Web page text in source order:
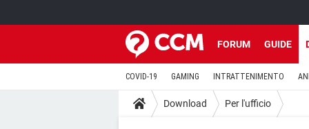
FORUM GUIDE
COVID-19 GAMING INTRATTENIMENTO
Download Per l'ufficio